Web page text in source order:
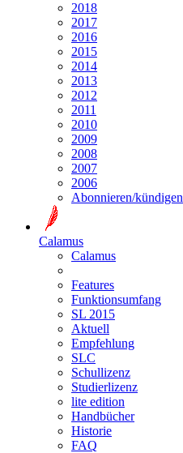
2018
2017
2016
2015
2014
2013
2012
2011
2010
2009
2008
2007
2006
Abonnieren/kündigen
Calamus
Calamus
Features
Funktionsumfang
SL 2015
Aktuell
Empfehlung
SLC
Schullizenz
Studierlizenz
lite edition
Handbücher
Historie
FAQ